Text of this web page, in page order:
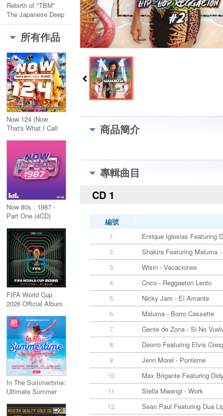
Rebirth of "TBM"
The Japanese Deep
Jazz Compiled by
Tatsuo Sunaga
(2CD)所有作品
Now 124 (Now
That's What I Call
Now 80s : 1987 -
Part One (4CD)
FIFA World Cup
2026 Official Album
In The Summertime:
Ultimate Summer
商品簡介
專輯曲目
CD 1
編號
1.
Enrique Iglesias Featuring
2.
Shakira Featuring Maluma
3.
Wisin - Vacaciones
4.
Cnco - Reggaeton Lento
5.
Nicky Jam - El Amante
6.
Maluma - Borro Cassette
7.
Gente de Zona - Si No
8.
Deorro Featuring Elvis
9.
Jenn Morel - Ponteme
10.
Max Brigante Featuring
11.
Stella Mwangi - Work
12.
Sean Paul Featuring Dua